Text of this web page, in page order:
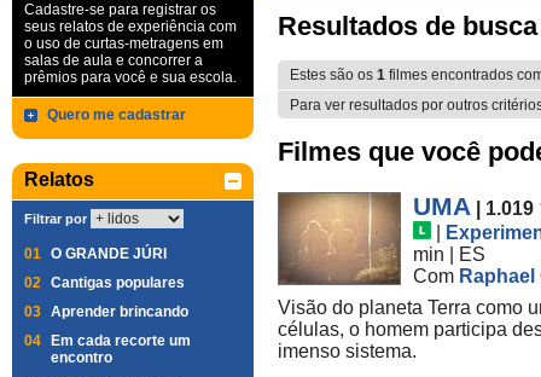
Cadastre-se para registrar os
seus relatos de experiência com
o uso de curtas-metragens em
salas de aula e concorrer a
prêmios para você e sua escola.
Quero me cadastrar
Relatos
Filtrar por
01 O GRANDE JÚRI
02 Cantigas populares
03 Aprender brincando
04
Em cada recorte um
encontro
Resultados de busca
Estes são os 1 filmes encontrados
Para ver resultados por outros
Filmes que você
UMA
| 1.019
min
ES
Com Raphael
Visão do planeta Terra como
células, o homem participa
imenso sistema.